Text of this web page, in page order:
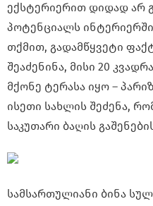
ექსტერიერით დიდად არ
პოტენციალს
თქმით, გადამწყვეტი
შეაძენინა, მისი 20
მქონე ტერასა იყო –
ისეთი სახლის შეძენა,
საკუთარი ბაღის
სამსართულიანი ბინა